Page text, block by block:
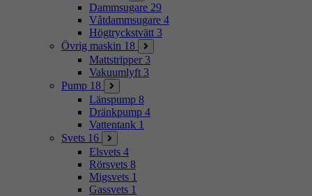
Dammsugare 29
Våtdammsugare 4
Högtryckstvätt 3
Övrig maskin 18
Mattstripper 3
Vakuumlyft 3
Pump 18
Länspump 8
Dränkpump 4
Vattentank 1
Svets 16
Elsvets 4
Rörsvets 8
Migsvets 1
Gassvets 1